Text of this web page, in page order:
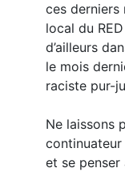
ces derniers
local du
d’ailleurs
le mois
raciste pur-
Ne laissons
continuateur
et se penser